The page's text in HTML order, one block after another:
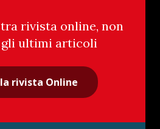
rivista online, non
ultimi articoli
rivista Online